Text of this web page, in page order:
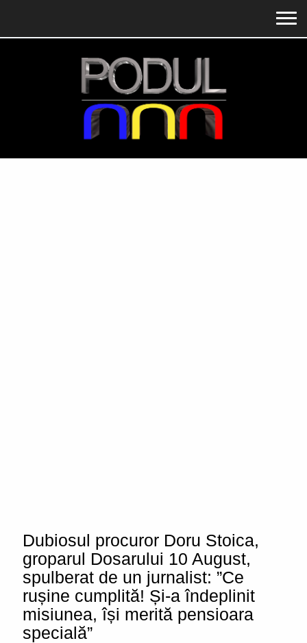
Dubiosul procuror Doru Stoica,
groparul Dosarului 10 August,
spulberat de un jurnalist: ”Ce
rușine cumplită! Și-a îndeplinit
misiunea, își merită pensioara
specială”